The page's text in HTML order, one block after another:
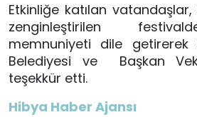
Etkinliğe katılan
zenginleştirilen
memnuniyeti dile getirerek
Belediyesi ve Başkan
teşekkür etti.
Hibya Haber Ajansı